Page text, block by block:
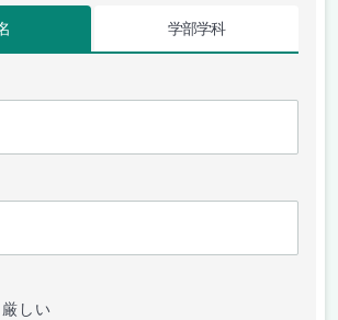
学部学科
厳しい